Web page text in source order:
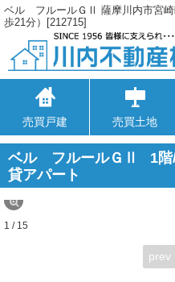
ベル フルールＧⅡ 薩摩川内市宮崎
歩21分）[212715]
売買戸建 売買土地
ベル フルールＧⅡ 1
貸アパート
1 / 15
prev